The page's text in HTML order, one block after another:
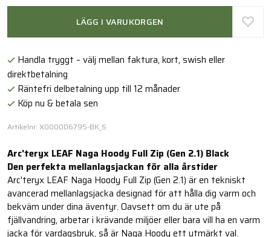
LÄGG I VARUKORGEN
Handla tryggt – välj mellan faktura, kort, swish eller
direktbetalning
Räntefri delbetalning upp till 12 månader
Köp nu & betala sen
Artikelnr: X000006795-BK_S
Arc'teryx LEAF Naga Hoody Full Zip (Gen 2.1) Black
Den perfekta mellanlagsjackan för alla årstider
Arc'teryx LEAF Naga Hoody Full Zip (Gen 2.1) är en tekniskt
avancerad mellanlagsjacka designad för att hålla dig varm och
bekväm under dina äventyr. Oavsett om du är ute på
fjällvandring, arbetar i krävande miljöer eller bara vill ha en varm
jacka för vardagsbruk, så är Naga Hoody ett utmärkt val.